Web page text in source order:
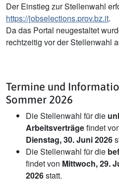
Der Einstieg zur Stellenwahl
https://jobselections.prov.bz.it.
Da das Portal neugestaltet
rechtzeitig vor der Stellenwahl
Termine und
Sommer 2026
Die Stellenwahl für die
Arbeitsverträgefindet
Dienstag, 30. Juni 2026
Die Stellenwahl für die
findet von Mittwoch, 29.
2026statt.